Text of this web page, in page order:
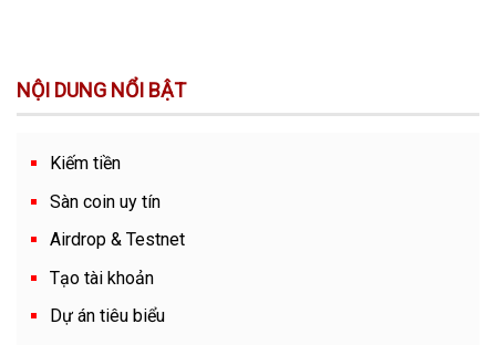
NỘI DUNG NỔI BẬT
Kiếm tiền
Sàn coin uy tín
Airdrop & Testnet
Tạo tài khoản
Dự án tiêu biểu